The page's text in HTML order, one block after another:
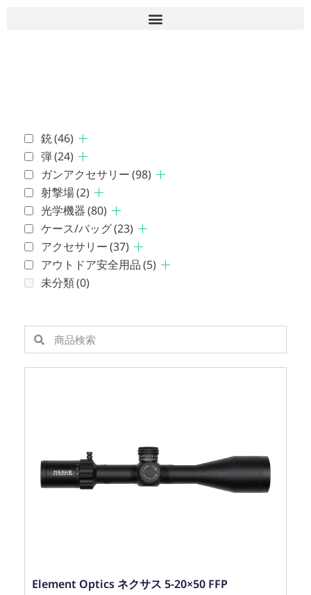
銃(46)
弾(24)
ガンアクセサリー(98)
射撃場(2)
光学機器(80)
ケース/バッグ(23)
アクセサリー(37)
アウトドア安全用品(5)
未分類(0)
Element Optics ネクサス 5-20×50 FFP